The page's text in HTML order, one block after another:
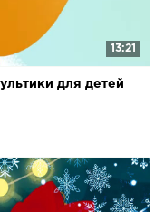
13:21
для детей